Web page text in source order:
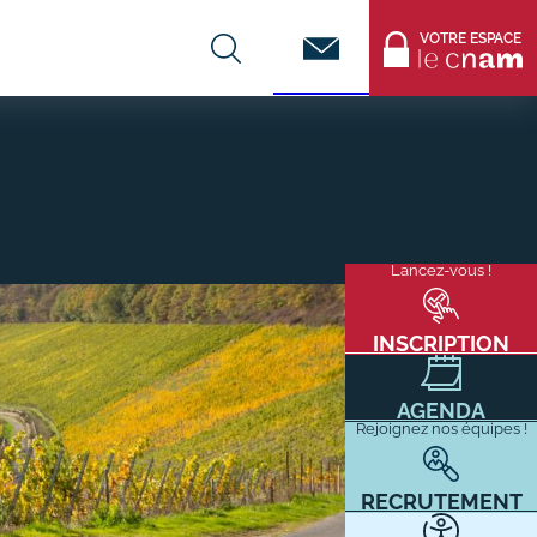
Menu
flottant
Lancez-vous !
INSCRIPTION
AGENDA
Rejoignez nos équipes !
RECRUTEMENT
VOTRE ESPACE
Former ses salariés
Accueillir un alternant ?
Taxe d'apprentissage
Infos enseignants
Être enseignant au Cnam
Infos partenaires
Liste des partenaires